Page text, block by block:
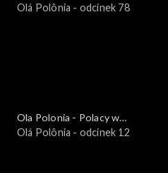
Brazylii i Ameryce
Olá Polônia - odcinek 78
Ola Polonia - Polacy w
Brazylii i Ameryce
Olá Polônia - odcinek 12